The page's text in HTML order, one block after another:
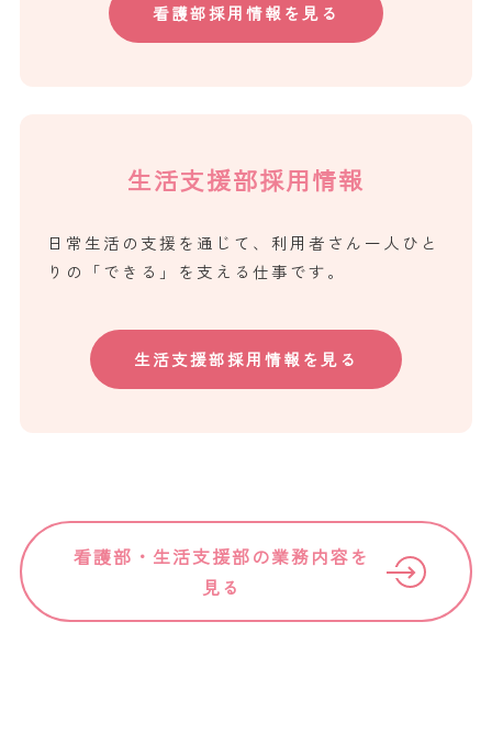
看護部採用情報を見る
生活支援部採用情報
日常生活の支援を通じて、利用者さん一人ひと
りの「できる」を支える仕事です。
生活支援部採用情報を見る
看護部・生活支援部の業務内容を
見る